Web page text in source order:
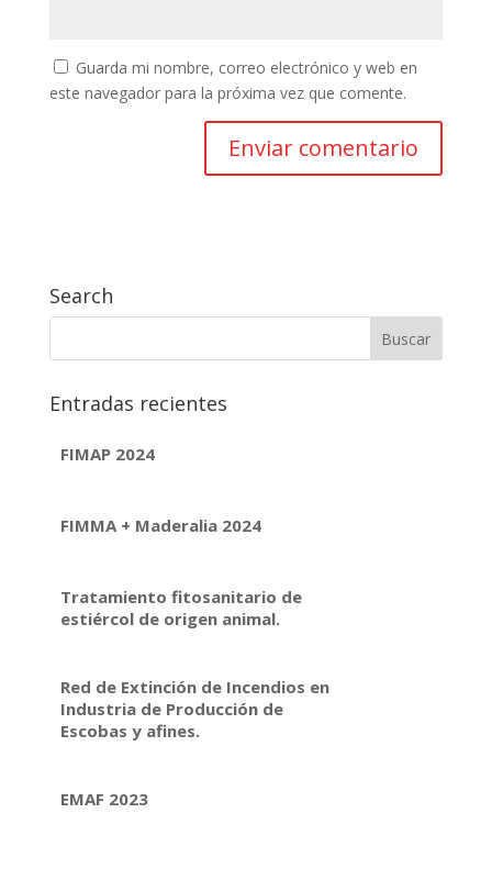
Guarda mi nombre, correo electrónico y web en
este navegador para la próxima vez que comente.
Search
Entradas recientes
FIMAP 2024
FIMMA + Maderalia 2024
Tratamiento fitosanitario de
estiércol de origen animal.
Red de Extinción de Incendios en
Industria de Producción de
Escobas y afines.
EMAF 2023